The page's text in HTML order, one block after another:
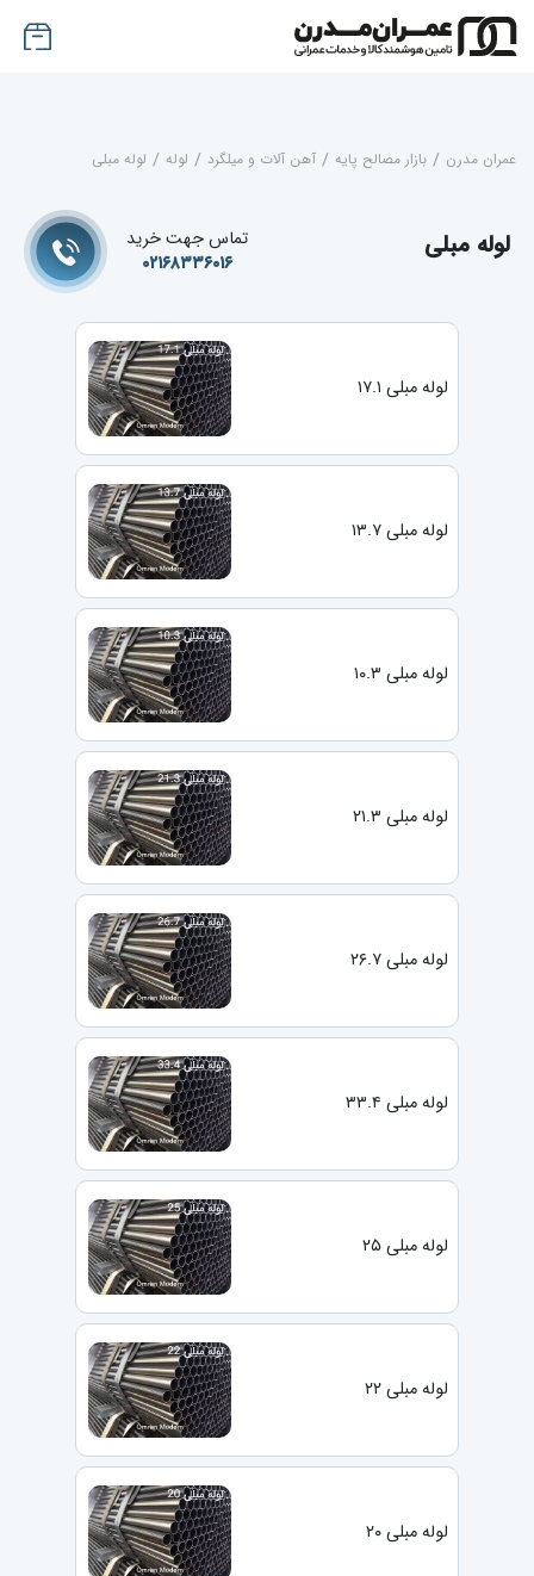
عمران مدرن / بازار مصالح پایه / آهن آلات و میلگرد / لوله / لوله مبلی
لوله مبلی
تماس جهت خرید
۰۲۱۶۸۳۳۶۰۱۶
لوله مبلی ۱۷.۱
لوله مبلی ۱۳.۷
لوله مبلی ۱۰.۳
لوله مبلی ۲۱.۳
لوله مبلی ۲۶.۷
لوله مبلی ۳۳.۴
لوله مبلی ۲۵
لوله مبلی ۲۲
لوله مبلی ۲۰